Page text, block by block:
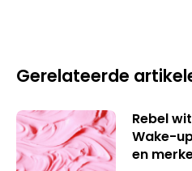
Gerelateerde
Rebel
Wake-
en